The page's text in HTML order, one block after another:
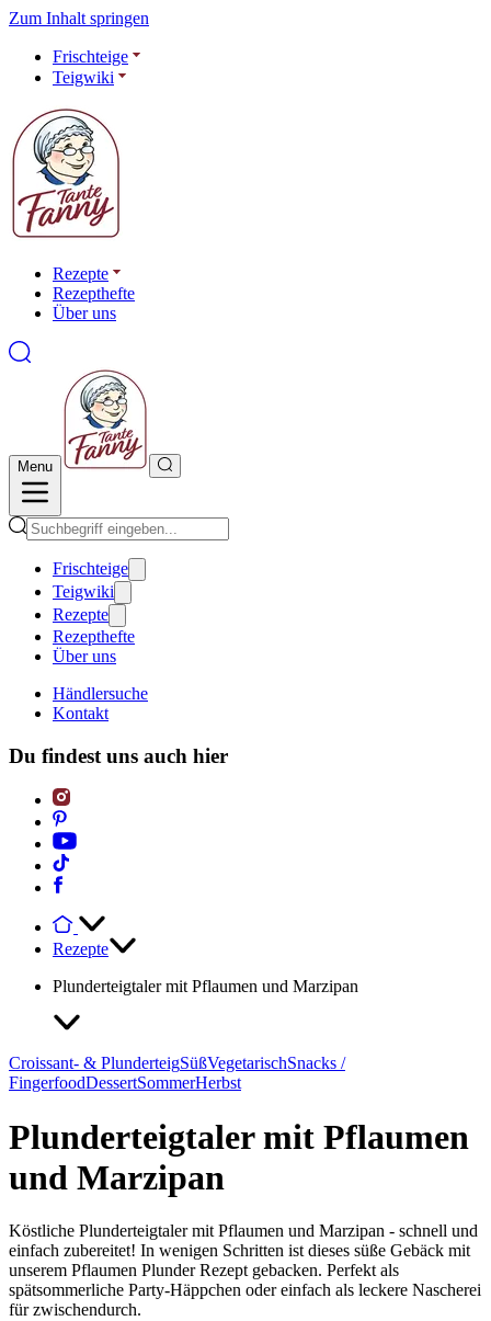
Zum Inhalt springen
Frischteige
Teigwiki
Rezepte
Rezepthefte
Über uns
Menu
Frischteige
Teigwiki
Rezepte
Rezepthefte
Über uns
Händlersuche
Kontakt
Du findest uns auch hier
Rezepte
Plunderteigtaler mit Pflaumen und Marzipan
Croissant- & PlunderteigSüßVegetarischSnacks /
FingerfoodDessertSommerHerbst
Plunderteigtaler mit Pflaumen
und Marzipan
Köstliche Plunderteigtaler mit Pflaumen und Marzipan - schnell und
einfach zubereitet! In wenigen Schritten ist dieses süße Gebäck mit
unserem Pflaumen Plunder Rezept gebacken. Perfekt als
spätsommerliche Party-Häppchen oder einfach als leckere Nascherei
für zwischendurch.